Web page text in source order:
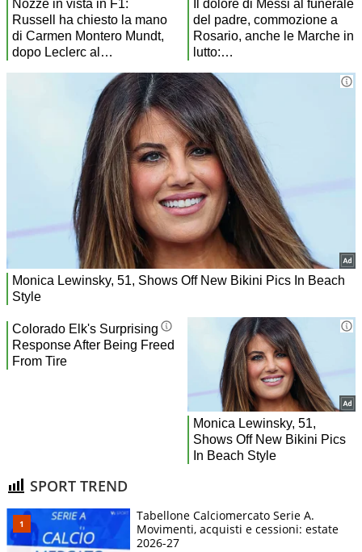
SPORT TREND
Tabellone Calciomercato Serie A.
Movimenti, acquisti e cessioni: estate
2026-27